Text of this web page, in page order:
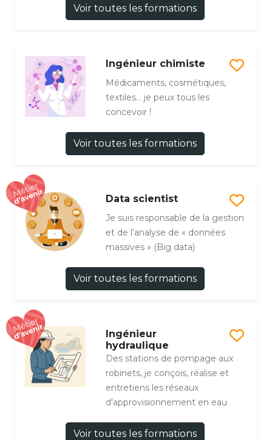
Voir toutes les formations
Ingénieur chimiste
Médicaments, cosmétiques,
textiles… je peux tous les
concevoir !
Voir toutes les formations
Data scientist
Je suis responsable de la gestion
et de l’analyse de « données
massives » (Big data)
Voir toutes les formations
Ingénieur
hydraulique
Des stations de pompage aux
robinets, je conçois, réalise et
entretiens les réseaux
d'approvisionnement en eau
Voir toutes les formations